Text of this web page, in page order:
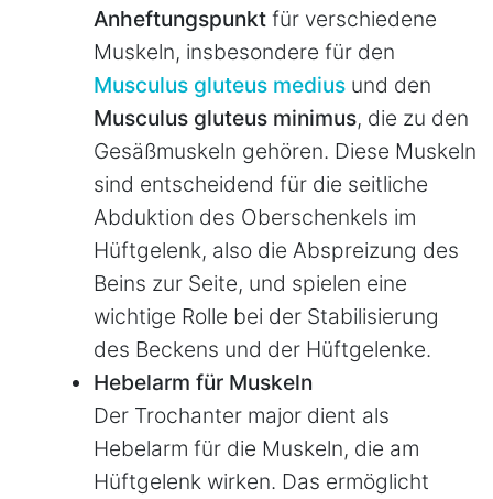
Anheftungspunkt für verschiedene
Muskeln, insbesondere für den
Musculus gluteus medius und den
Musculus gluteus minimus, die zu den
Gesäßmuskeln gehören. Diese Muskeln
sind entscheidend für die seitliche
Abduktion des Oberschenkels im
Hüftgelenk, also die Abspreizung des
Beins zur Seite, und spielen eine
wichtige Rolle bei der Stabilisierung
des Beckens und der Hüftgelenke.
Hebelarm für Muskeln
Der Trochanter major dient als
Hebelarm für die Muskeln, die am
Hüftgelenk wirken. Das ermöglicht